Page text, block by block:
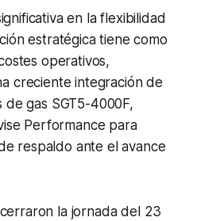
en la flexibilidad
estratégica tiene como
operativos,
creciente integración de
gas SGT5-4000F,
Performance para
respaldo ante el avance
cerraron la jornada del 23